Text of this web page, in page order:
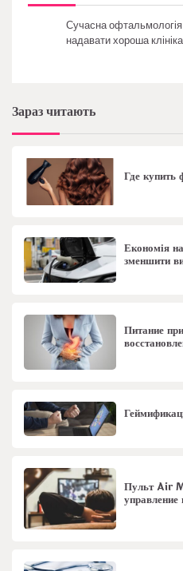
Сучасна офтальмологія
надавати хороша клініка
Зараз читають
Где купить
Економія
зменшити
Питание
Пульт Air